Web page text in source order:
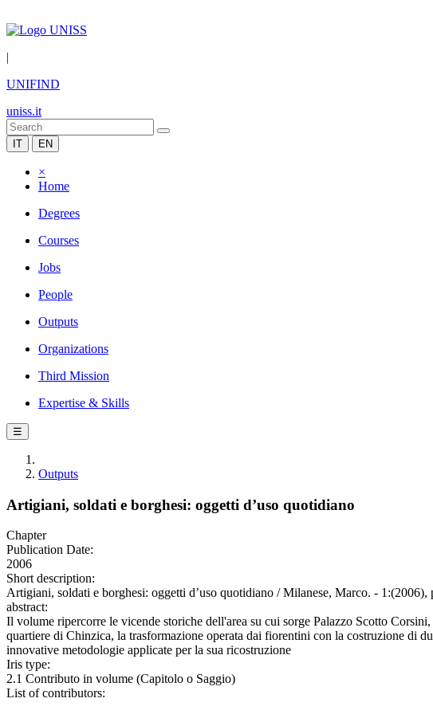
|
UNIFIND
uniss.it
IT EN
×
Home
Degrees
Courses
Jobs
People
Outputs
Organizations
Third Mission
Expertise & Skills
☰
Outputs
Artigiani, soldati e borghesi: oggetti d’uso quotidiano
Chapter
Publication Date:
2006
Short description:
Artigiani, soldati e borghesi: oggetti d’uso quotidiano / Milanese, Marco. - 1:(2006),
abstract:
Il volume ripercorre le vicende storiche dell'area su cui sorge Palazzo Scotto
quartiere di Chinzica, la trasformazione operata dai fiorentini con la costruzione di
innovative metodologie applicate per la sua ricostruzione
Iris type:
2.1 Contributo in volume (Capitolo o Saggio)
List of contributors: